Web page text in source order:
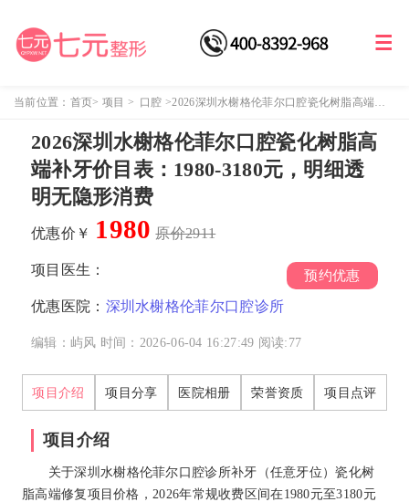
当前位置： 首页> 项目 > 口腔 >2026深圳水榭格伦菲尔口腔瓷化树脂高端补
2026深圳水榭格伦菲尔口腔瓷化树脂高
端补牙价目表：1980-3180元，明细透
明无隐形消费
优惠价￥ 1980 原价2911
项目医生：
优惠医院： 深圳水榭格伦菲尔口腔诊所
预约优惠
编辑：屿风 时间：2026-06-04 16:27:49 阅读: 77
项目介绍 项目分享 医院相册 荣誉资质 项目点评
项目介绍
关于深圳水榭格伦菲尔口腔诊所补牙（任意牙位）瓷化树
脂高端修复项目价格，2026年常规收费区间在1980元至3180元